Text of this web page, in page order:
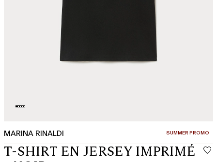
MARINA RINALDI CATÉGORIE:
SUMMER PROMO
T-SHIRT EN JERSEY IMPRIMÉ